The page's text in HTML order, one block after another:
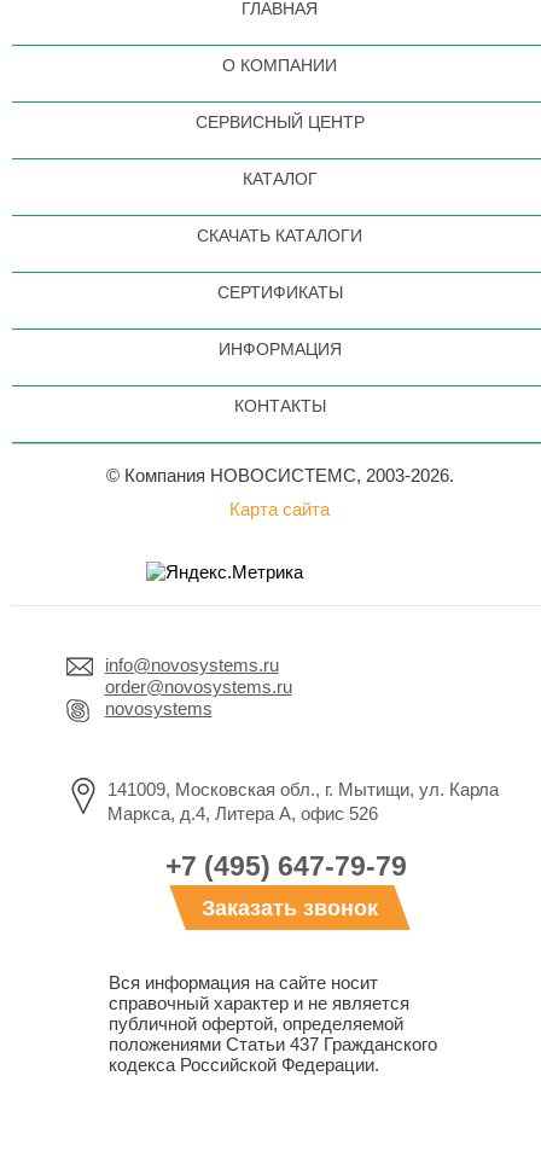
ГЛАВНАЯ
О КОМПАНИИ
СЕРВИСНЫЙ ЦЕНТР
КАТАЛОГ
СКАЧАТЬ КАТАЛОГИ
СЕРТИФИКАТЫ
ИНФОРМАЦИЯ
КОНТАКТЫ
© Компания НОВОСИСТЕМС, 2003-2026.
Карта сайта
info@novosystems.ru
order@novosystems.ru
novosystems
141009, Московская обл., г. Мытищи, ул. Карла
Маркса, д.4, Литера А, офис 526
+7 (495) 647-79-79
Заказать звонок
Вся информация на сайте носит
справочный характер и не является
публичной офертой, определяемой
положениями Статьи 437 Гражданского
кодекса Российской Федерации.